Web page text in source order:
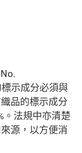
示成分必須與
品的標示成分
。法規中亦清楚
源，以方便消